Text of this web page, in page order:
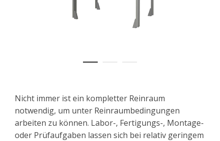
Nicht immer ist ein kompletter Reinraum
notwendig, um unter Reinraumbedingungen
arbeiten zu können. Labor-, Fertigungs-, Montage-
oder Prüfaufgaben lassen sich bei relativ geringem